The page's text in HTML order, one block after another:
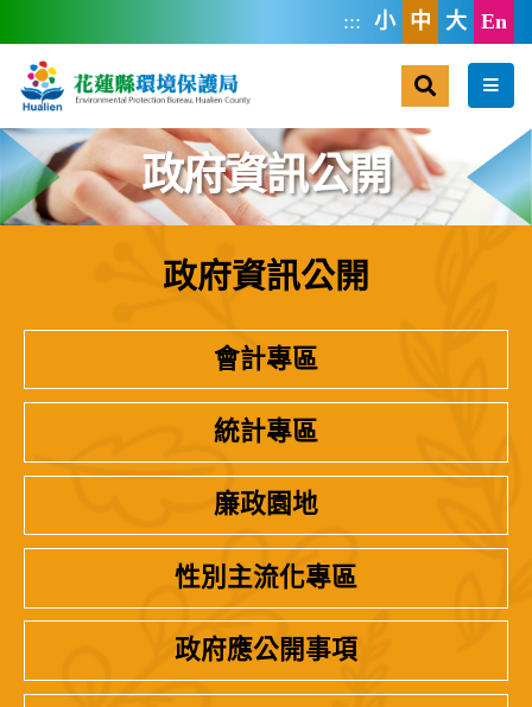
::: 小 中 大 En
選單
政府資訊公開
政府資訊公開
會計專區
統計專區
廉政園地
性別主流化專區
政府應公開事項